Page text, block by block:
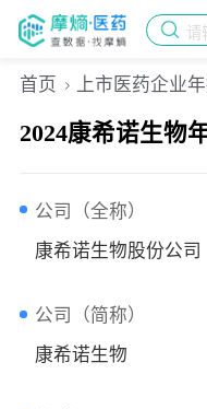
请
首页 上市医药企业
2024康希诺生物
公司（全称）
康希诺生物股份公司
公司（简称）
康希诺生物